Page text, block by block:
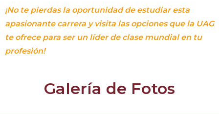
¡No te pierdas la oportunidad de estudiar esta
apasionante carrera y visita las opciones que la UAG
te ofrece para ser un líder de clase mundial en tu
profesión!
Galería de Fotos